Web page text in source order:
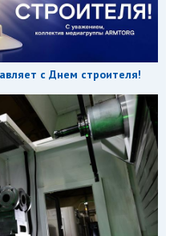
с Днем строителя!